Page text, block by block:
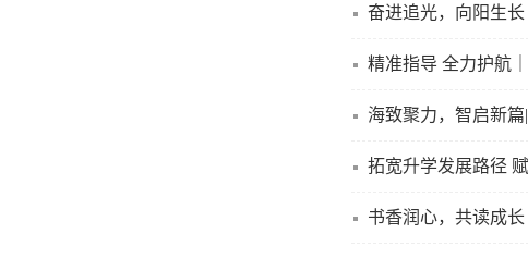
奋进追光，向阳生
精准指导 全力护航
海致聚力，智启新
拓宽升学发展路径
书香润心，共读成